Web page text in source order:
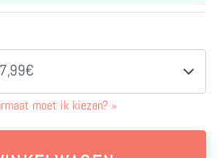
moet ik kiezen? »